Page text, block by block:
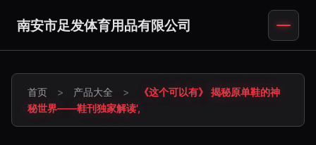
南安市足发体育用品有限公司
首页 > 产品大全 >
《这个可以有》 揭秘原单鞋的神
秘世界——鞋刊独家解读',